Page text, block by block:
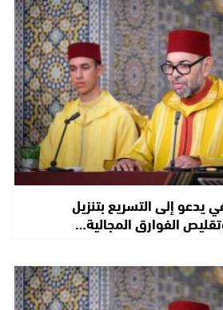
يدعو إلى التسريع بتنزيل
الفوارق المجالية…